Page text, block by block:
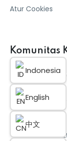
Atur Cookies
Komunitas
©
Indonesia
English
中文